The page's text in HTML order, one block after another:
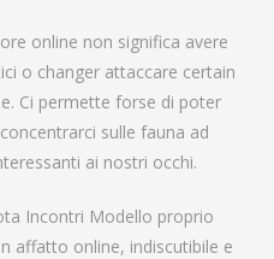
online non significa avere
o changer attaccare certain
Ci permette forse di poter
sulle fauna ad
ai nostri occhi.
Incontri Modello proprio
affatto online, indiscutibile e